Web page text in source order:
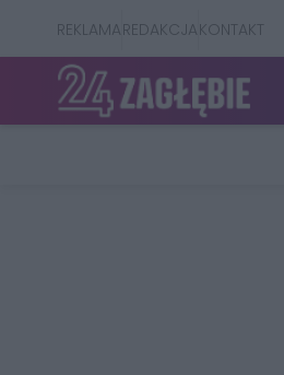
REKLAMAREDAKCJAKONTAKT